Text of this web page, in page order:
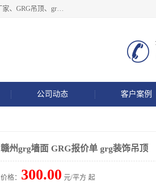
广东饰纪上品建材科技有限公司，主营grg材料、UHPC板、grc构件、uhpc幕墙板、grg厂家、grc厂家、uhpc厂家、GRG吊顶、grg石膏板、grg构件、外墙grc线条、grg造型、grg材料定制，uhpc高性能混凝土，uhpc构件，uhpc镂空挂板，grg材料生产厂家，广东grg厂家，广东grc厂家，联系方式*，2万平厂房，如果您对我公司的产品服务感兴趣，请联系我们。
公司动态 客户案例
赣州grg墙面 GRG报价单 grg装饰吊顶
价格： 300.00 元/平方 起